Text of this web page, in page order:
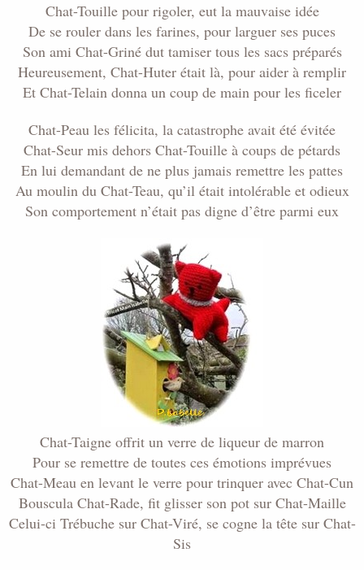
Chat-Touille pour rigoler, eut la mauvaise idée
De se rouler dans les farines, pour larguer ses puces
Son ami Chat-Griné dut tamiser tous les sacs préparés
Heureusement, Chat-Huter était là, pour aider à remplir
Et Chat-Telain donna un coup de main pour les ficeler
Chat-Peau les félicita, la catastrophe avait été évitée
Chat-Seur mis dehors Chat-Touille à coups de pétards
En lui demandant de ne plus jamais remettre les pattes
Au moulin du Chat-Teau, qu’il était intolérable et odieux
Son comportement n’était pas digne d’être parmi eux
Chat-Taigne offrit un verre de liqueur de marron
Pour se remettre de toutes ces émotions imprévues
Chat-Meau en levant le verre pour trinquer avec Chat-Cun
Bouscula Chat-Rade, fit glisser son pot sur Chat-Maille
Celui-ci Trébuche sur Chat-Viré, se cogne la tête sur Chat-
Sis